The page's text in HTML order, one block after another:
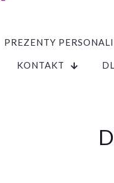
PREZENTY
KONTAKT